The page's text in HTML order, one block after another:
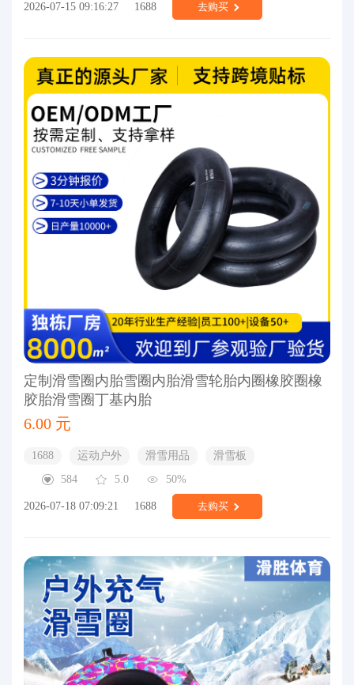
2026-07-15 09:16:27 1688 去购买
定制滑雪圈内胎雪圈内胎滑雪轮胎内圈橡胶圈橡
胶胎滑雪圈丁基内胎
6.00 元
1688 运动户外 滑雪用品
滑雪板
584
5.0 50%
2026-07-18 07:09:21 1688 去购买